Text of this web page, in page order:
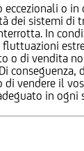
o in
dei sistemi di
In
o di vendita
conseguenza,
di vendere il
in ogni